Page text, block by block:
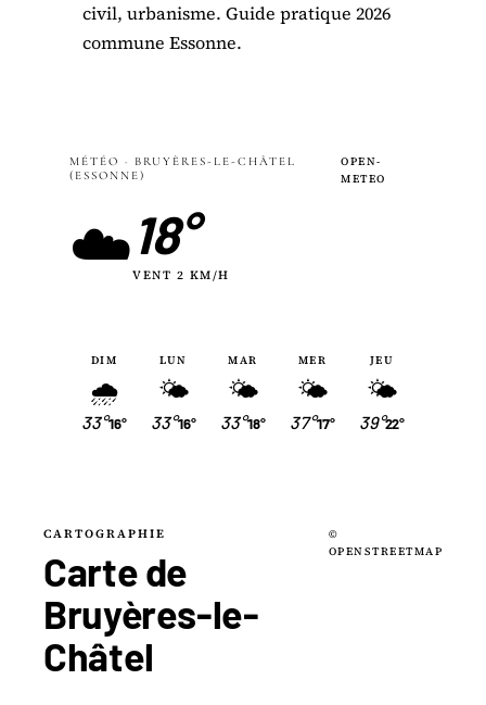
civil, urbanisme. Guide pratique 2026
commune Essonne.
MÉTÉO · BRUYÈRES-LE-CHÂTEL
(ESSONNE)
OPEN-
METEO
☁️18°
VENT 2 KM/H
DIM
🌧
33°16°
LUN
🌤
33°16°
MAR
🌤
33°18°
MER
🌤
37°17°
JEU
🌤
39°22°
CARTOGRAPHIE
Carte de
Bruyères-le-
Châtel
©
OPENSTREETMAP